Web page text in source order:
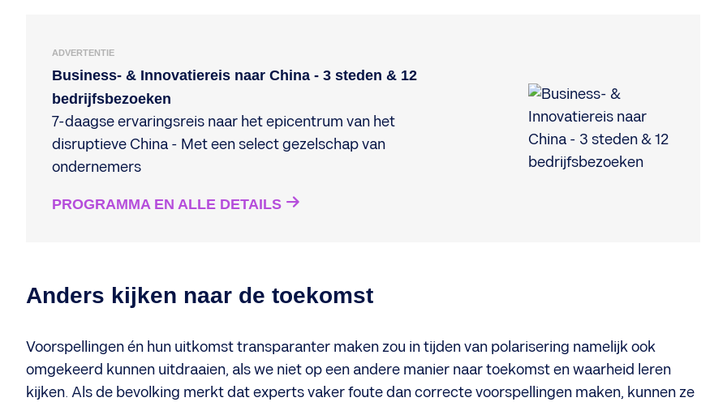
ADVERTENTIE
Business- & Innovatiereis naar China - 3 steden & 12
bedrijfsbezoeken
7-daagse ervaringsreis naar het epicentrum van het
disruptieve China - Met een select gezelschap van
ondernemers
PROGRAMMA EN ALLE DETAILS
Anders kijken naar de toekomst
Voorspellingen én hun uitkomst transparanter maken zou in tijden van polarisering namelijk ook
omgekeerd kunnen uitdraaien, als we niet op een andere manier naar toekomst en waarheid leren
kijken. Als de bevolking merkt dat experts vaker foute dan correcte voorspellingen maken, kunnen ze